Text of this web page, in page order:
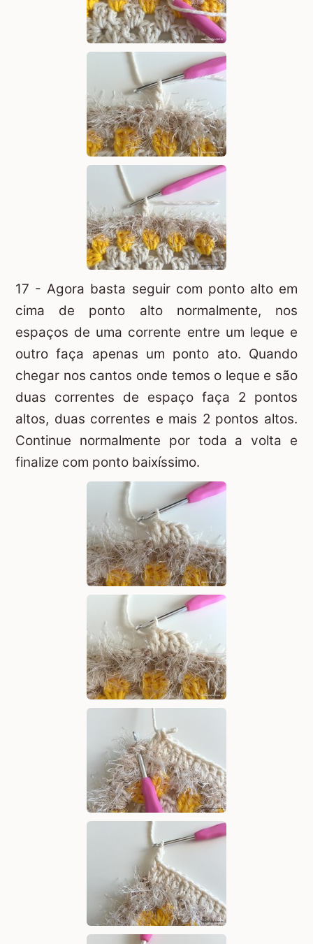
17 - Agora basta seguir com ponto alto em
cima de ponto alto normalmente, nos
espaços de uma corrente entre um leque e
outro faça apenas um ponto ato. Quando
chegar nos cantos onde temos o leque e são
duas correntes de espaço faça 2 pontos
altos, duas correntes e mais 2 pontos altos.
Continue normalmente por toda a volta e
finalize com ponto baixíssimo.